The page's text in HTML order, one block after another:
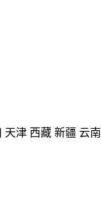
天津 西藏 新疆 云南